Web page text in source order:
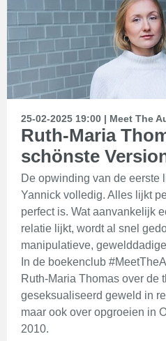
25-02-2025 19:00 | Meet The
Ruth-Maria
schönste
De opwinding van de eerste
Yannick volledig. Alles lijkt
perfect is. Wat aanvankelijk
relatie lijkt, wordt al snel
manipulatieve,
In de boekenclub
Ruth-Maria Thomas over de
geseksualiseerd geweld in
maar ook over opgroeien in
2010.